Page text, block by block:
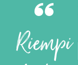
Riempi